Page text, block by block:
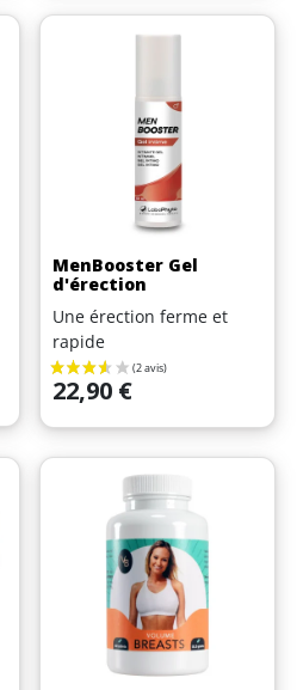
MenBooster Gel
d'érection
Une érection ferme et
rapide
Prix
22,90 €